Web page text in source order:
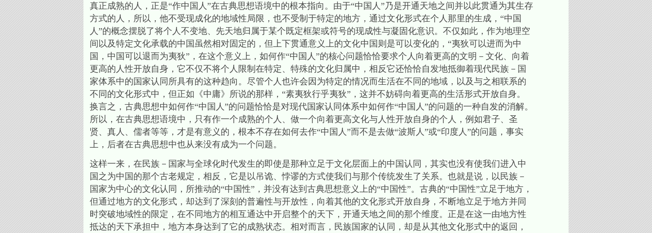
真正成熟的人，正是“作中国人”在古典思想语境中的根本指向。由于“中国人”乃是开通天地之间并以此贯通为其生存
方式的人，所以，他不受现成化的地域性局限，也不受制于特定的地方，通过文化形式在个人那里的生成，“中国
人”的概念摆脱了将个人不变地、先天地归属于某个既定框架或符号的现成性与凝固化意识。不仅如此，作为地理空
间以及特定文化承载的中国虽然相对固定的，但上下贯通意义上的文化中国则是可以变化的，“夷狄可以进而为中
国，中国可以退而为夷狄”，在这个意义上，如何作“中国人”的核心问题恰恰要求个人向着更高的文明－文化、向着
更高的人性开放自身，它不仅不将个人限制在特定、特殊的文化归属中，相反它还恰恰自发地抵御着现代民族－国
家体系中的国家认同所具有的这种趋向。尽管个人也许会因为特定的情况而生活在不同的地域，以及与之相联系的
不同的文化形式中，但正如《中庸》所说的那样，“素夷狄行乎夷狄”，这并不妨碍向着更高的生活形式开放自身。
换言之，古典思想中如何作“中国人”的问题恰恰是对现代国家认同体系中如何作“中国人”的问题的一种自发的消解。
所以，在古典思想语境中，只有作一个成熟的个人、做一个向着更高文化与人性开放自身的个人，例如君子、圣
贤、真人、儒者等等，才是有意义的，根本不存在如何去作“中国人”而不是去做“波斯人”或“印度人”的问题，事实
上，后者在古典思想中也从来没有成为一个问题。
这样一来，在民族－国家与全球化时代发生的即使是那种立足于文化层面上的中国认同，其实也没有使我们进入中
国之为中国的那个古老规定，相反，它是以吊诡、悖谬的方式使我们与那个传统发生了关系。也就是说，以民族－
国家为中心的文化认同，所推动的“中国性”，并没有达到古典思想意义上的“中国性”。古典的“中国性”立足于地方，
但通过地方的文化形式，却达到了深刻的普遍性与开放性，向着其他的文化形式开放自身，不断地立足于地方并同
时突破地域性的限定，在不同地方的相互通达中开启整个的天下，开通天地之间的那个维度。正是在这一由地方性
抵达的天下承担中，地方本身达到了它的成熟状态。相对而言，民族国家的认同，却是从其他文化形式中的返回，